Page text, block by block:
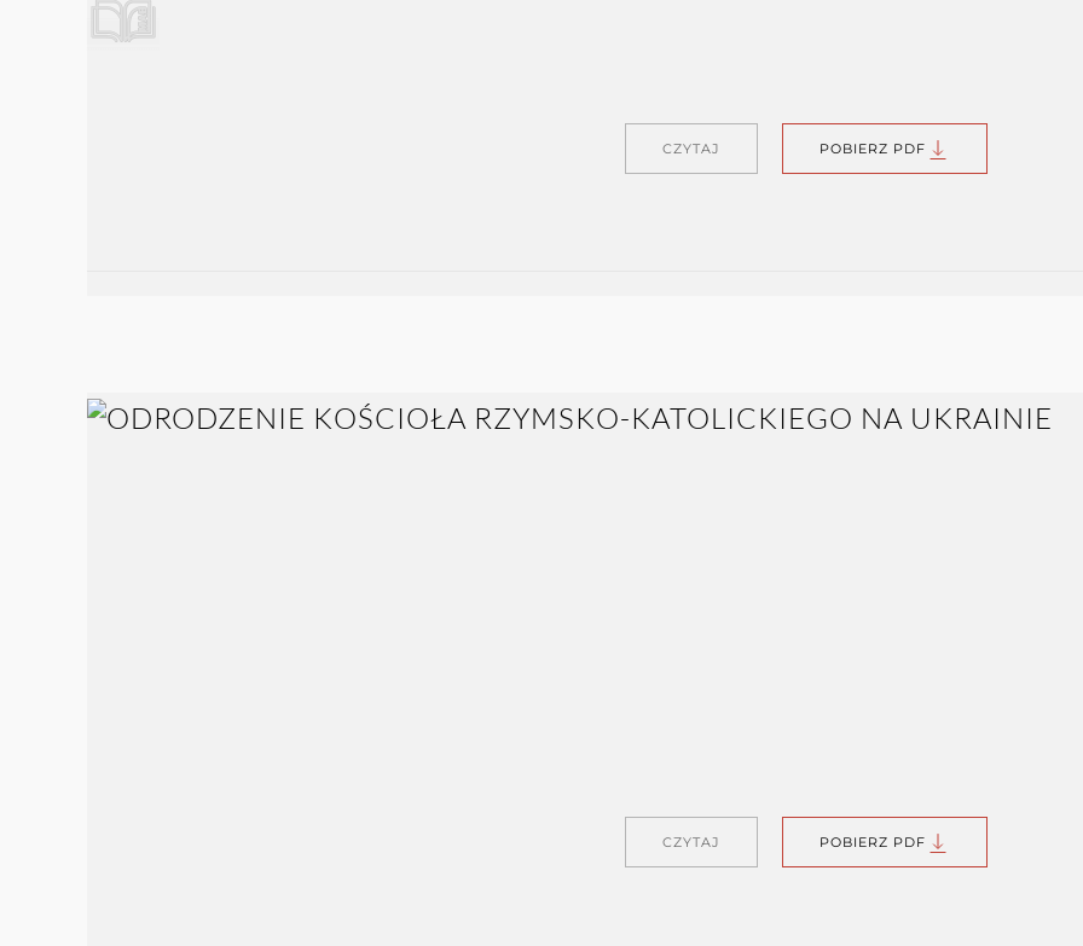
CZYTAJ POBIERZ PDF
CZYTAJ POBIERZ PDF